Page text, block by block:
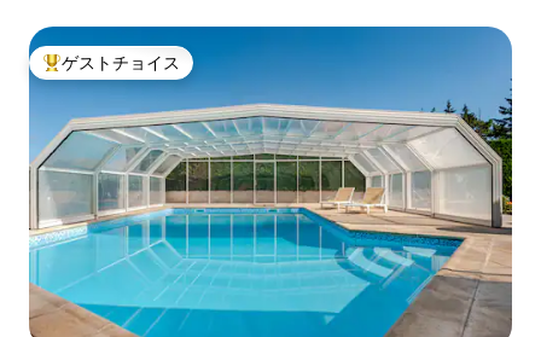
大好評のゲストチョイスです。
ゲストチョイス